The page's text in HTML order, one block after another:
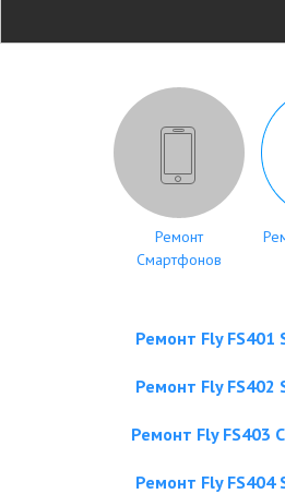
Ремонт
Смартфонов
Ремонт Fly FS401
Ремонт Fly FS402
Ремонт Fly FS403
Ремонт Fly FS404